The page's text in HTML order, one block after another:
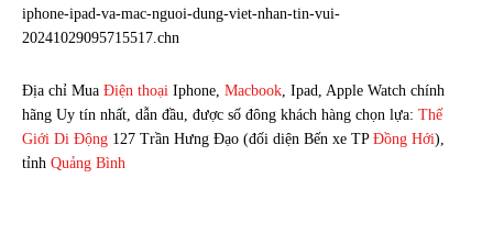
iphone-ipad-va-mac-nguoi-dung-viet-nhan-tin-vui-
20241029095715517.chn
Địa chỉ Mua Điện thoại Iphone, Macbook, Ipad, Apple Watch chính
hãng Uy tín nhất, dẫn đầu, được số đông khách hàng chọn lựa: Thế
Giới Di Động 127 Trần Hưng Đạo (đối diện Bến xe TP Đồng Hới),
tỉnh Quảng Bình